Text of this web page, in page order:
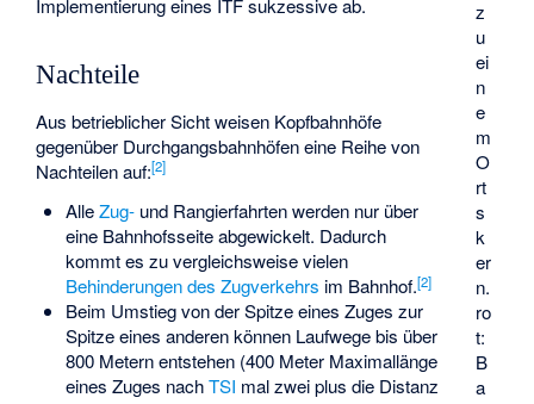
z
u
ei
n
e
m
O
rt
s
k
er
n.
ro
t:
B
a
Implementierung eines ITF sukzessive ab.
Nachteile
Aus betrieblicher Sicht weisen Kopfbahnhöfe
gegenüber Durchgangsbahnhöfen eine Reihe von
Nachteilen auf:[2]
AlleZug-und Rangierfahrtenwerden nur über
eine Bahnhofsseite abgewickelt. Dadurch
kommt es zu vergleichsweise vielen
Behinderungen des Zugverkehrs im Bahnhof.[2]
Beim Umstieg von der Spitze eines Zuges zur
Spitze eines anderen können Laufwege bis über
800 Metern entstehen (400 Meter Maximallänge
eines Zuges nachTSI mal zwei plus die Distanz